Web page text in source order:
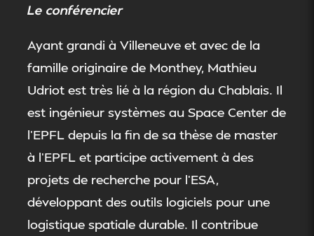
Le conférencier
Ayant grandi à Villeneuve et avec de la
famille originaire de Monthey, Mathieu
Udriot est très lié à la région du Chablais. Il
est ingénieur systèmes au Space Center de
l’EPFL depuis la fin de sa thèse de master
à l’EPFL et participe activement à des
projets de recherche pour l’ESA,
développant des outils logiciels pour une
logistique spatiale durable. Il contribue